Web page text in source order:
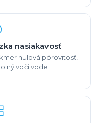
nasiakavosť
nulová pórovitosť,
voči vode.